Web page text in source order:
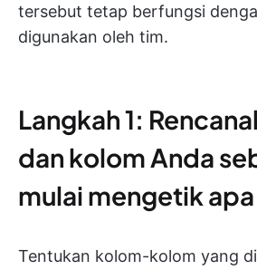
tersebut tetap berfungsi
digunakan oleh tim.
Langkah 1:
dan kolom Anda
mulai mengetik
Tentukan kolom-kolom yang